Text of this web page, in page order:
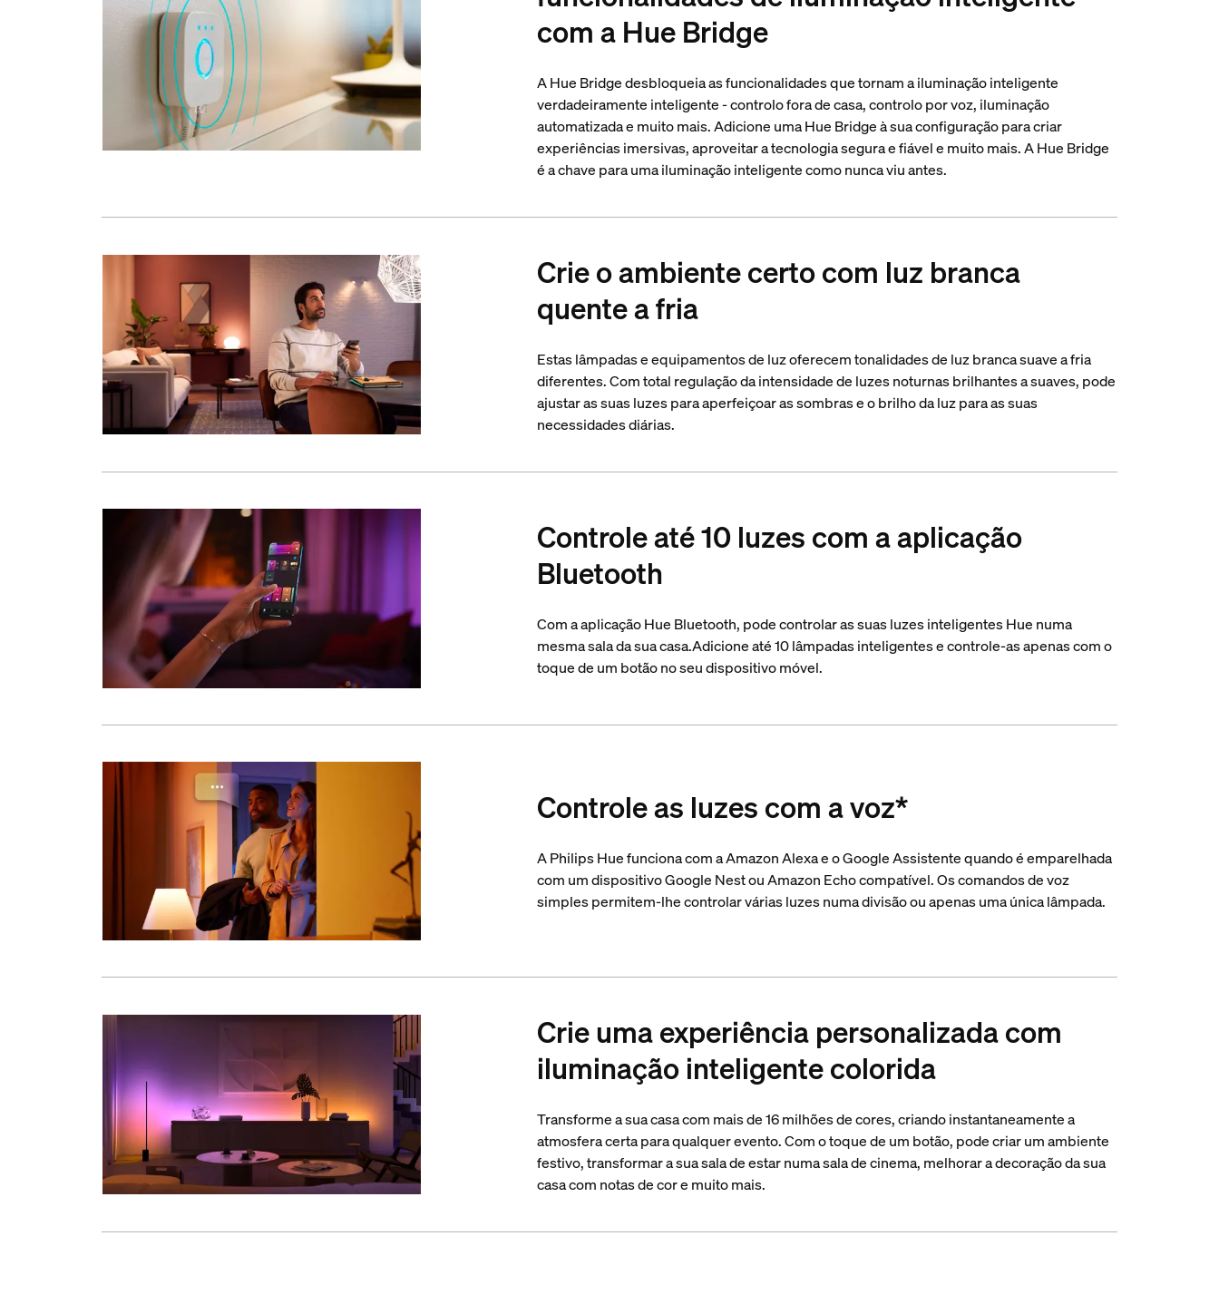
com a Hue Bridge
A Hue Bridge desbloqueia as funcionalidades que tornam a iluminação inteligente
verdadeiramente inteligente - controlo fora de casa, controlo por voz, iluminação
automatizada e muito mais. Adicione uma Hue Bridge à sua configuração para criar
experiências imersivas, aproveitar a tecnologia segura e fiável e muito mais. A Hue Bridge
é a chave para uma iluminação inteligente como nunca viu antes.
Crie o ambiente certo com luz branca
quente a fria
Estas lâmpadas e equipamentos de luz oferecem tonalidades de luz branca suave a fria
diferentes. Com total regulação da intensidade de luzes noturnas brilhantes a suaves, pode
ajustar as suas luzes para aperfeiçoar as sombras e o brilho da luz para as suas
necessidades diárias.
Controle até 10 luzes com a aplicação
Bluetooth
Com a aplicação Hue Bluetooth, pode controlar as suas luzes inteligentes Hue numa
mesma sala da sua casa.Adicione até 10 lâmpadas inteligentes e controle-as apenas com o
toque de um botão no seu dispositivo móvel.
Controle as luzes com a voz*
A Philips Hue funciona com a Amazon Alexa e o Google Assistente quando é emparelhada
com um dispositivo Google Nest ou Amazon Echo compatível. Os comandos de voz
simples permitem-lhe controlar várias luzes numa divisão ou apenas uma única lâmpada.
Crie uma experiência personalizada com
iluminação inteligente colorida
Transforme a sua casa com mais de 16 milhões de cores, criando instantaneamente a
atmosfera certa para qualquer evento. Com o toque de um botão, pode criar um ambiente
festivo, transformar a sua sala de estar numa sala de cinema, melhorar a decoração da sua
casa com notas de cor e muito mais.